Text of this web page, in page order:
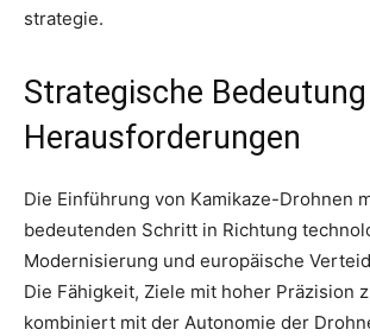
strategie.
Strategische
Herausforderungen
Die Einführung von Kamikaze-Drohnen
bedeutenden Schritt in Richtung
Modernisierung und europäische
Die Fähigkeit, Ziele mit hoher Präzision
kombiniert mit der Autonomie der